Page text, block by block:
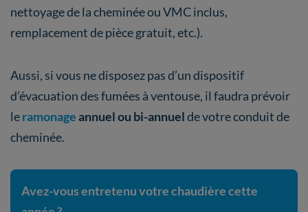
nettoyage de la cheminée ou VMC inclus,
remplacement de pièce gratuit, etc.).
Aussi, si vous ne disposez pas d’un dispositif
d’évacuation des fumées à ventouse, il faudra prévoir
leramonageannuel ou bi-annuelde votre conduit de
cheminée.
Avez-vous entretenu votre chaudière cette